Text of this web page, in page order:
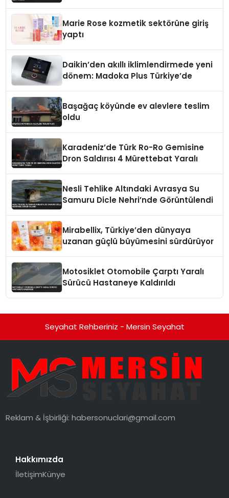
Marie Rose kozmetik sektörüne giriş
yaptı
Daikin’den akıllı iklimlendirmede yeni
dönem: Madoka Plus Türkiye’de
Başağaç köyünde ev alevlere teslim
oldu
Karadeniz’de Türk Ro-Ro Gemisine
Dron Saldırısı 4 Mürettebat Yaralı
Nesli Tehlike Altındaki Avrasya Su
Samuru Dicle Nehri’nde Görüntülendi
Mirabellix, Türkiye’den dünyaya
uzanan güçlü büyümesini sürdürüyor
Motosiklet Otomobile Çarptı Yaralı
Sürücü Hastaneye Kaldırıldı
Seyahat Rehberiniz - Mersin Seyahat
Reklam & İşbirliği:habersonuclari@gmail.com
Hakkımızda
İletişimKünye